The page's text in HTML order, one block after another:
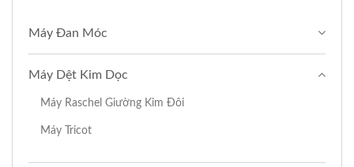
Máy Đan Móc
Máy Dệt Kim Dọc
Máy Raschel Giường Kim Đôi
Máy Tricot